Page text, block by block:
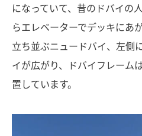
になっていて、昔のドバイの
らエレベーターでデッキにあ
立ち並ぶニュードバイ、左側
イが広がり、ドバイフレーム
置しています。